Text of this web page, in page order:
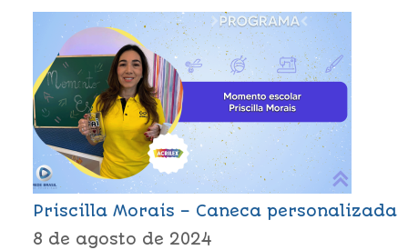
Priscilla Morais – Caneca personalizada
8 de agosto de 2024